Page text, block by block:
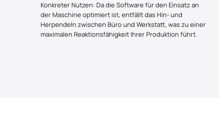
Konkreter Nutzen: Da die Software für den Einsatz an
der Maschine optimiert ist, entfällt das Hin- und
Herpendeln zwischen Büro und Werkstatt, was zu einer
maximalen Reaktionsfähigkeit Ihrer Produktion führt.